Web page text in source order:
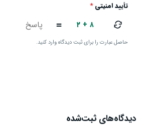
تأیید امنیتی*
۲ + ۸ =
حاصل عبارت را برای ثبت دیدگاه وارد کنید.
دیدگاه‌های ثبت‌شده